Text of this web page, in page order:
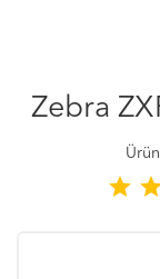
Zebra
star